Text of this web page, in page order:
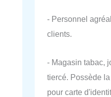
- Personnel
clients.
- Magasin tabac,
tiercé. Possède
pour carte